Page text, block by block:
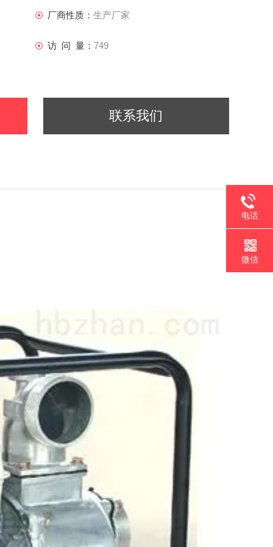
厂商性质： 生产厂家
访 问 量： 749
联系我们
电话
微信